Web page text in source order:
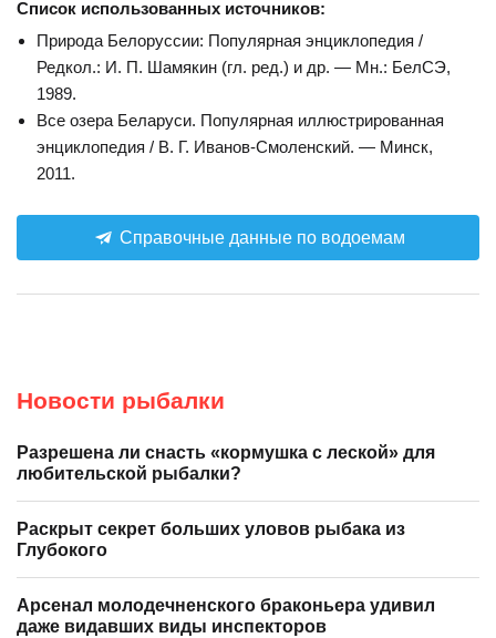
Список использованных источников:
Природа Белоруссии: Популярная энциклопедия /
Редкол.: И. П. Шамякин (гл. ред.) и др. — Мн.: БелСЭ,
1989.
Все озера Беларуси. Популярная иллюстрированная
энциклопедия / В. Г. Иванов-Смоленский. — Минск,
2011.
Справочные данные по водоемам
Новости рыбалки
Разрешена ли снасть «кормушка с леской» для
любительской рыбалки?
Раскрыт секрет больших уловов рыбака из
Глубокого
Арсенал молодечненского браконьера удивил
даже видавших виды инспекторов